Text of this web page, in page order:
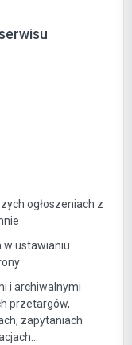
ogłoszeniach z
w ustawianiu
i archiwalnymi
przetargów,
zapytaniach